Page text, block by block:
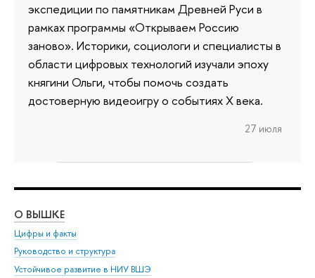
экспедиции по памятникам Древней Руси в
рамках программы «Открываем Россию
заново». Историки, социологи и специалисты в
области цифровых технологий изучали эпоху
княгини Ольги, чтобы помочь создать
достоверную видеоигру о событиях X века.
27 июля
О ВЫШКЕ
Цифры и факты
Руководство и структура
Устойчивое развитие в НИУ ВШЭ